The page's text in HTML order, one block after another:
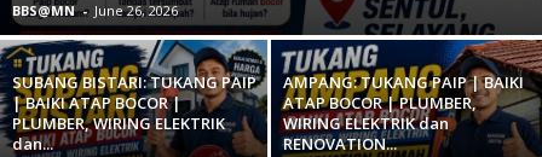
BBS@MN - June 26, 2026
SUBANG BISTARI: TUKANG PAIP
| BAIKI ATAP BOCOR |
PLUMBER, WIRING ELEKTRIK
dan...
AMPANG: TUKANG PAIP | BAIKI
ATAP BOCOR | PLUMBER,
WIRING ELEKTRIK dan
RENOVATION...